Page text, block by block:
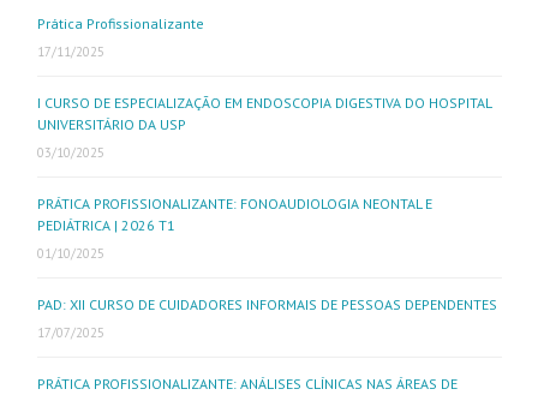
Prática Profissionalizante
17/11/2025
I CURSO DE ESPECIALIZAÇÃO EM ENDOSCOPIA DIGESTIVA DO HOSPITAL
UNIVERSITÁRIO DA USP
03/10/2025
PRÁTICA PROFISSIONALIZANTE: FONOAUDIOLOGIA NEONTAL E
PEDIÁTRICA | 2026 T1
01/10/2025
PAD: XII CURSO DE CUIDADORES INFORMAIS DE PESSOAS DEPENDENTES
17/07/2025
PRÁTICA PROFISSIONALIZANTE: ANÁLISES CLÍNICAS NAS ÁREAS DE